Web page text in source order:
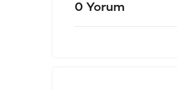
0 Yorum